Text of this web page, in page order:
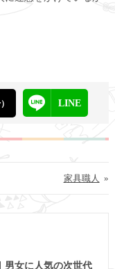
LINE
»
家具職人
男女に人気の次世代